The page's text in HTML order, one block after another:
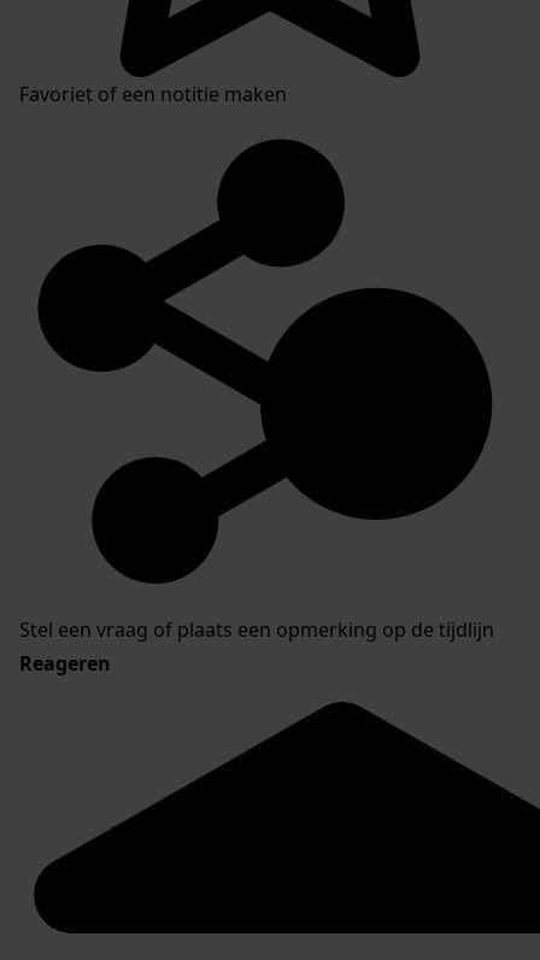
Favoriet of een notitie maken
Stel een vraag of plaats een opmerking op de tijdlijn
Reageren